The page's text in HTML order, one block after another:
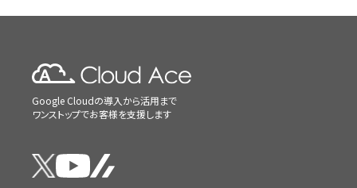
Google Cloudの導入から活用まで
ワンストップでお客様を支援します